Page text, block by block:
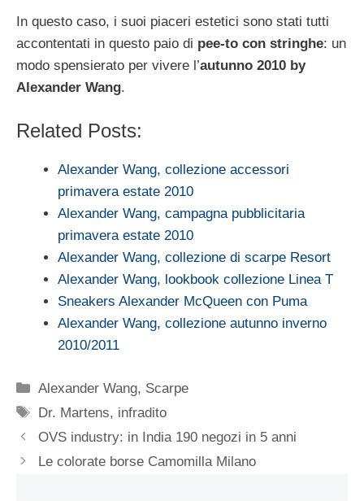
In questo caso, i suoi piaceri estetici sono stati tutti
accontentati in questo paio di pee-to con stringhe: un
modo spensierato per vivere l’autunno 2010 by
Alexander Wang.
Related Posts:
Alexander Wang, collezione accessori
primavera estate 2010
Alexander Wang, campagna pubblicitaria
primavera estate 2010
Alexander Wang, collezione di scarpe Resort
Alexander Wang, lookbook collezione Linea T
Sneakers Alexander McQueen con Puma
Alexander Wang, collezione autunno inverno
2010/2011
Categorie
Alexander Wang, Scarpe
Tag
Dr. Martens, infradito
OVS industry: in India 190 negozi in 5 anni
Le colorate borse Camomilla Milano